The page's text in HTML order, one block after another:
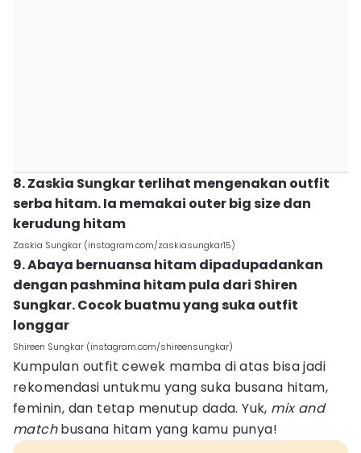
8. Zaskia Sungkar terlihat mengenakan outfit
serba hitam. Ia memakai outer big size dan
kerudung hitam
Zaskia Sungkar (instagram.com/zaskiasungkar15)
9. Abaya bernuansa hitam dipadupadankan
dengan pashmina hitam pula dari Shiren
Sungkar. Cocok buatmu yang suka outfit
longgar
Shireen Sungkar (instagram.com/shireensungkar)
Kumpulan outfit cewek mamba di atas bisa jadi
rekomendasi untukmu yang suka busana hitam,
feminin, dan tetap menutup dada. Yuk, mix and
matchbusana hitam yang kamu punya!